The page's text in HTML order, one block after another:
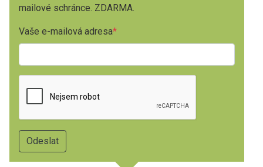
mailové schránce. ZDARMA.
Vaše e-mailová adresa